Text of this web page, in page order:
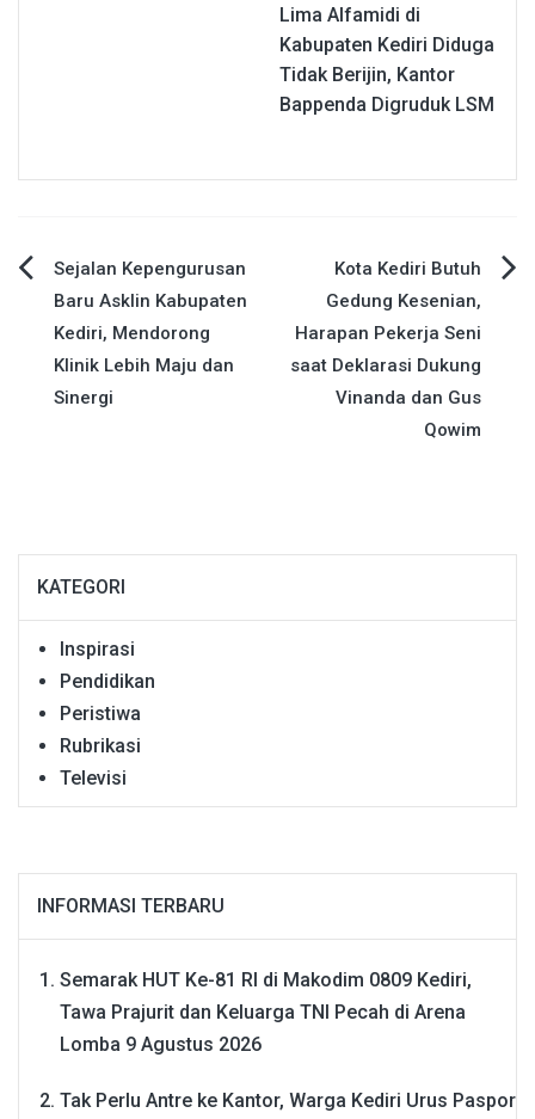
Lima Alfamidi di
Kabupaten Kediri Diduga
Tidak Berijin, Kantor
Bappenda Digruduk LSM
Navigasi
pos
Sejalan Kepengurusan
Baru Asklin Kabupaten
Kediri, Mendorong
Klinik Lebih Maju dan
Sinergi
Kota Kediri Butuh
Gedung Kesenian,
Harapan Pekerja Seni
saat Deklarasi Dukung
Vinanda dan Gus
Qowim
KATEGORI
Inspirasi
Pendidikan
Peristiwa
Rubrikasi
Televisi
INFORMASI TERBARU
Semarak HUT Ke-81 RI di Makodim 0809 Kediri,
Tawa Prajurit dan Keluarga TNI Pecah di Arena
Lomba 9 Agustus 2026
Tak Perlu Antre ke Kantor, Warga Kediri Urus Paspor